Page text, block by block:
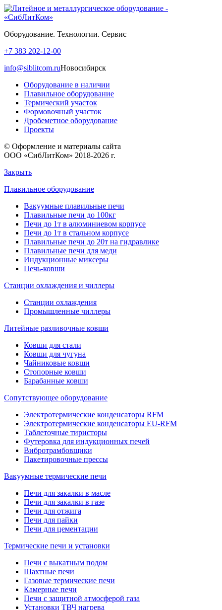
Оборудование. Технологии. Сервис
+7 383 202-12-00
info@siblitcom.ruНовосибирск
Оборудование в наличии
Плавильное оборудование
Термический участок
Формовочный участок
Дробеметное оборудование
Проекты
© Оформление и материалы сайта
ООО «СибЛитКом» 2018-2026 г.
Закрыть
Плавильное оборудование
Вакуумные плавильные печи
Плавильные печи до 100кг
Печи до 1т в алюминиевом корпусе
Печи до 1т в стальном корпусе
Плавильные печи до 20т на гидравлике
Плавильные печи для меди
Индукционные миксеры
Печь-ковши
Станции охлаждения и чиллеры
Станции охлаждения
Промышленные чиллеры
Литейные разливочные ковши
Ковши для стали
Ковши для чугуна
Чайниковые ковши
Стопорные ковши
Барабанные ковши
Сопутствующее оборудование
Электротермические конденсаторы RFM
Электротермические конденсаторы EU-RFM
Таблеточные тиристоры
Футеровка для индукционных печей
Вибротрамбовщики
Пакетировочные прессы
Вакуумные термические печи
Печи для закалки в масле
Печи для закалки в газе
Печи для отжига
Печи для пайки
Печи для цементации
Термические печи и установки
Печи с выкатным подом
Шахтные печи
Газовые термические печи
Камерные печи
Печи с защитной атмосферой газа
Установки ТВЧ нагрева